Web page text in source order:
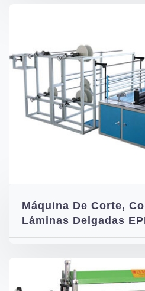
Máquina De Corte,
Láminas Delgadas